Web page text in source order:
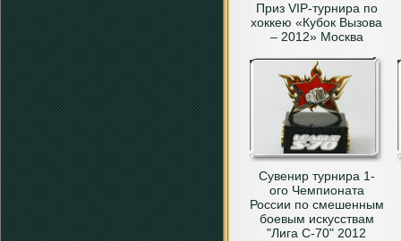
Приз VIP-турнира по
хоккею «Кубок Вызова
– 2012» Москва
Сувенир турнира 1-
ого Чемпионата
России по смешенным
боевым искусствам
"Лига С-70" 2012